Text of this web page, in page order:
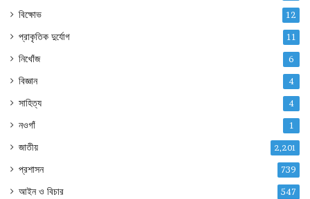
বিক্ষোভ 12
প্রাকৃতিক দুর্যোগ 11
নিখোঁজ 6
বিজ্ঞান 4
সাহিত্য 4
নওগাঁ 1
জাতীয় 2,201
প্রশাসন 739
আইন ও বিচার 547